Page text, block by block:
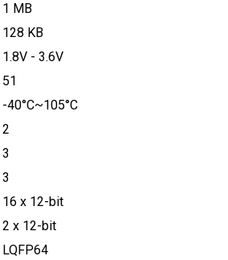
1 MB
128 KB
1.8V - 3.6V
51
-40°C~105°C
2
3
3
16 x 12-bit
2 x 12-bit
LQFP64